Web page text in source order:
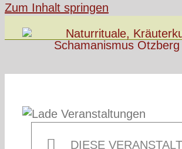
Zum Inhalt springen
DIESE